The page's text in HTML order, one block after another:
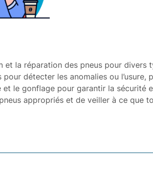
et la réparation des pneus pour divers
détecter les anomalies ou l’usure,
le gonflage pour garantir la sécurité
appropriés et de veiller à ce que